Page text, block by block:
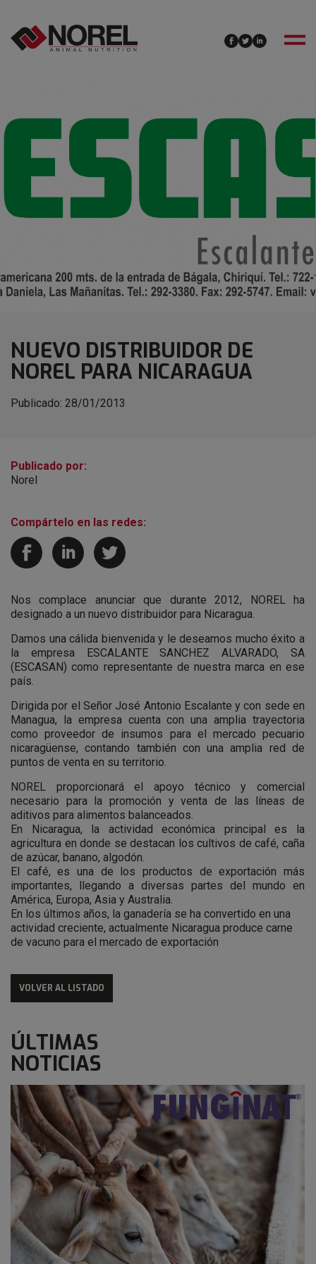
NUEVO DISTRIBUIDOR DE
NOREL PARA NICARAGUA
Publicado: 28/01/2013
Publicado por:
Norel
Compártelo en las redes:
Nos complace anunciar que durante 2012, NOREL ha
designado a un nuevo distribuidor para Nicaragua.
Damos una cálida bienvenida y le deseamos mucho éxito a
la empresa ESCALANTE SANCHEZ ALVARADO, SA
(ESCASAN) como representante de nuestra marca en ese
país.
Dirigida por el Señor José Antonio Escalante y con sede en
Managua, la empresa cuenta con una amplia trayectoria
como proveedor de insumos para el mercado pecuario
nicaragüense, contando también con una amplia red de
puntos de venta en su territorio.
NOREL proporcionará el apoyo técnico y comercial
necesario para la promoción y venta de las líneas de
aditivos para alimentos balanceados.
En Nicaragua, la actividad económica principal es la
agricultura en donde se destacan los cultivos de café, caña
de azúcar, banano, algodón.
El café, es una de los productos de exportación más
importantes, llegando a diversas partes del mundo en
América, Europa, Asia y Australia.
En los últimos años, la ganadería se ha convertido en una
actividad creciente, actualmente Nicaragua produce carne
de vacuno para el mercado de exportación
VOLVER AL LISTADO
ÚLTIMAS
NOTICIAS